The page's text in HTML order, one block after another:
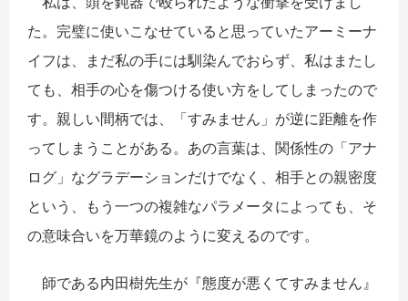
た。完璧に使いこなせていると思っていたアーミーナ
イフは、まだ私の手には馴染んでおらず、私はまたし
ても、相手の心を傷つける使い方をしてしまったので
す。親しい間柄では、「すみません」が逆に距離を作
ってしまうことがある。あの言葉は、関係性の「アナ
ログ」なグラデーションだけでなく、相手との親密度
という、もう一つの複雑なパラメータによっても、そ
の意味合いを万華鏡のように変えるのです。
師である内田樹先生が『態度が悪くてすみません』